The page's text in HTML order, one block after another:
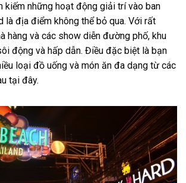
kiếm những hoạt động giải trí vào ban
là địa điểm không thể bỏ qua. Với rất
hàng và các show diễn đường phố, khu
động và hấp dẫn. Điều đặc biệt là bạn
loại đồ uống và món ăn đa dạng từ các
tại đây.